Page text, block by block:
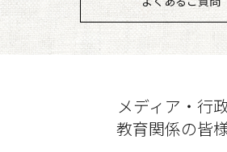
メディア・行
教育関係の皆